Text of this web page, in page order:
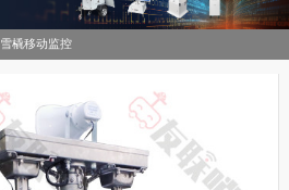
雪橇移动监控